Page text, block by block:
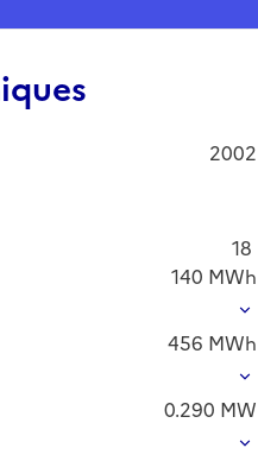
2002
18
140 MWh
456 MWh
0.290 MW